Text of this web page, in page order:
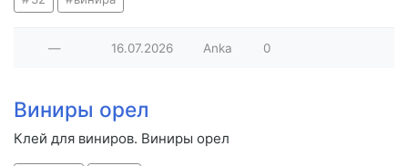
— 16.07.2026 Anka 0
Виниры орел
Клей для виниров. Виниры орел